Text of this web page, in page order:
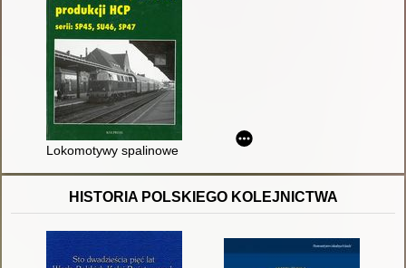
Lokomotywy spalinowe produkcji HCP serii: SP45, SU46, SP47
HISTORIA POLSKIEGO KOLEJNICTWA